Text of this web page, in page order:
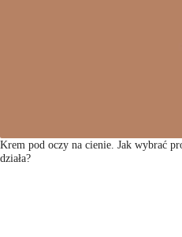
Krem pod oczy na cienie. Jak wybrać
działa?